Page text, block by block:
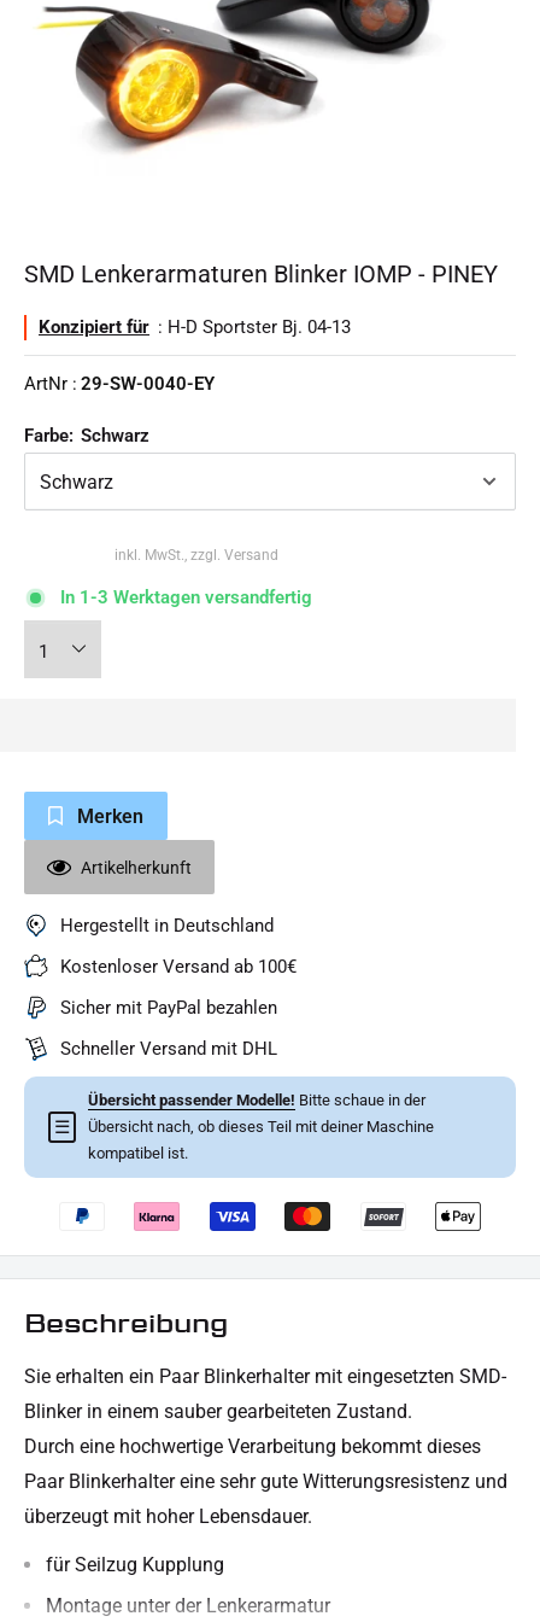
SMD Lenkerarmaturen Blinker IOMP - PINEY
Konzipiert für : H-D Sportster Bj. 04-13
ArtNr : 29-SW-0040-EY
Farbe: Schwarz
inkl. MwSt., zzgl. Versand
In 1-3 Werktagen versandfertig
Merken
Artikelherkunft
Hergestellt in Deutschland
Kostenloser Versand ab 100€
Sicher mit PayPal bezahlen
Schneller Versand mit DHL
☰
Übersicht passender Modelle! Bitte schaue in der
Übersicht nach, ob dieses Teil mit deiner Maschine
kompatibel ist.
Beschreibung
Sie erhalten ein Paar Blinkerhalter mit eingesetzten SMD-
Blinker in einem sauber gearbeiteten Zustand.
Durch eine hochwertige Verarbeitung bekommt dieses
Paar Blinkerhalter eine sehr gute Witterungsresistenz und
überzeugt mit hoher Lebensdauer.
für Seilzug Kupplung
Montage unter der Lenkerarmatur